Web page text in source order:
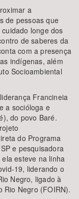
a
de pessoas que
longe dos
de saberes da
com a presença
indígenas, além
Socioambiental
Francineia
a socióloga e
do povo Baré.
do Programa
e pesquisadora
esteve na linha
19, liderando o
Negro, ligado à
Rio Negro (FOIRN).